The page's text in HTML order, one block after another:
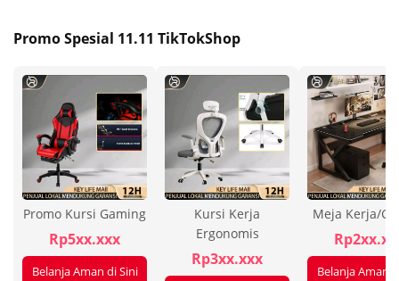
Promo Spesial 11.11 TikTokShop
Promo Kursi Gaming
Rp5xx.xxx
Belanja Aman di Sini
Kursi Kerja
Ergonomis
Rp3xx.xxx
Meja Kerja/
Belanja Aman